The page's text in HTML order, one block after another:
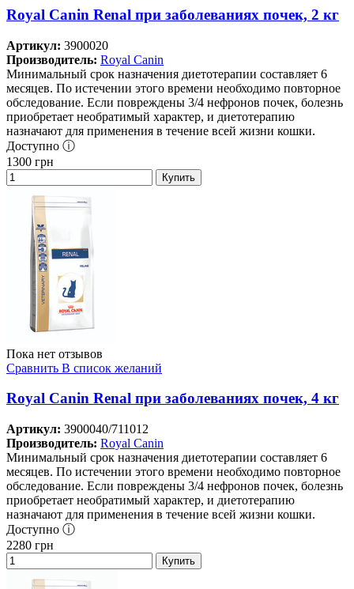
Royal Canin Renal при заболеваниях почек, 2 кг
Артикул: 3900020
Производитель: Royal Canin
Минимальный срок назначения диетотерапии составляет 6
месяцев. По истечении этого времени необходимо повторное
обследование. Если повреждены 3/4 нефронов почек, болезнь
приобретает необратимый характер, и диетотерапию
назначают для применения в течение всей жизни кошки.
Доступно ⓘ
1300 грн
Купить
Пока нет отзывов
Сравнить В список желаний
Royal Canin Renal при заболеваниях почек, 4 кг
Артикул: 3900040/711012
Производитель: Royal Canin
Минимальный срок назначения диетотерапии составляет 6
месяцев. По истечении этого времени необходимо повторное
обследование. Если повреждены 3/4 нефронов почек, болезнь
приобретает необратимый характер, и диетотерапию
назначают для применения в течение всей жизни кошки.
Доступно ⓘ
2280 грн
Купить